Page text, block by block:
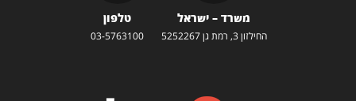
משרד – ישראל
החילזון 3, רמת גן 5252267
טלפון
03-5763100